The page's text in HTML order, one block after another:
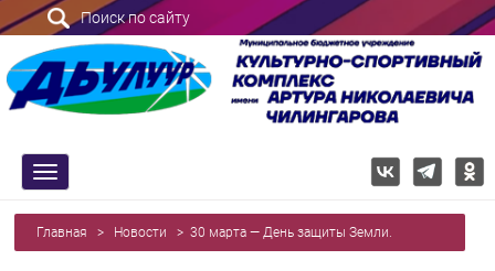
Поиск по сайту
trk
Главная > Новости > 30 марта — День защиты Земли.